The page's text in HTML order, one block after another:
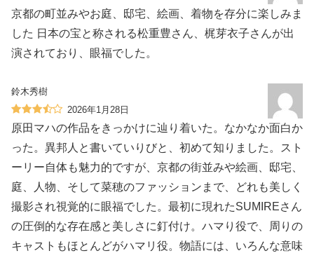
京都の町並みやお庭、邸宅、絵画、着物を存分に楽しみま
した 日本の宝と称される松重豊さん、梶芽衣子さんが出
演されており、眼福でした。
鈴木秀樹
2026年1月28日
原田マハの作品をきっかけに辿り着いた。なかなか面白か
った。異邦人と書いていりびと、初めて知りました。スト
ーリー自体も魅力的ですが、京都の街並みや絵画、邸宅、
庭、人物、そして菜穂のファッションまで、どれも美しく
撮影され視覚的に眼福でした。最初に現れたSUMIREさん
の圧倒的な存在感と美しさに釘付け。ハマり役で、周りの
キャストもほとんどがハマリ役。物語には、いろんな意味